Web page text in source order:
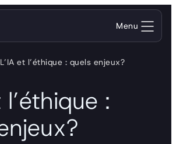
Menu
L’IA et l’éthique : quels enjeux?
l’éthique :